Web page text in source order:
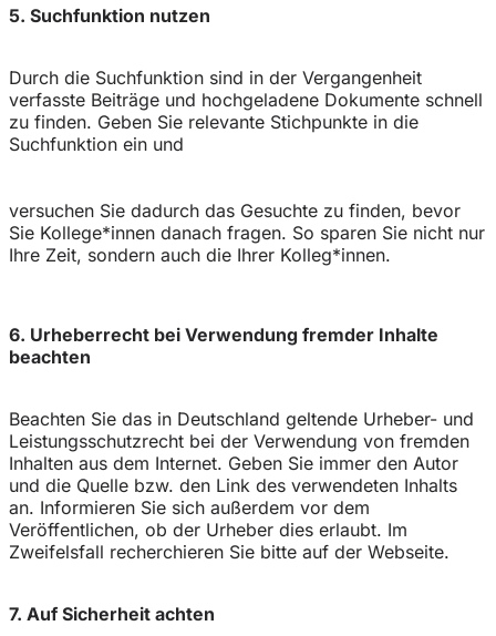
5. Suchfunktion nutzen
Durch die Suchfunktion sind in der Vergangenheit
verfasste Beiträge und hochgeladene Dokumente schnell
zu finden. Geben Sie relevante Stichpunkte in die
Suchfunktion ein und
versuchen Sie dadurch das Gesuchte zu finden, bevor
Sie Kollege*innen danach fragen. So sparen Sie nicht nur
Ihre Zeit, sondern auch die Ihrer Kolleg*innen.
6. Urheberrecht bei Verwendung fremder Inhalte
beachten
Beachten Sie das in Deutschland geltende Urheber- und
Leistungsschutzrecht bei der Verwendung von fremden
Inhalten aus dem Internet. Geben Sie immer den Autor
und die Quelle bzw. den Link des verwendeten Inhalts
an. Informieren Sie sich außerdem vor dem
Veröffentlichen, ob der Urheber dies erlaubt. Im
Zweifelsfall recherchieren Sie bitte auf der Webseite.
7. Auf Sicherheit achten